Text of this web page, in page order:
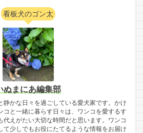
看板犬のゴン太
ぬまにあ編集部
静かな日々を過ごしている愛犬家です。かけ
コと一緒に暮らす日々は、ワンコを愛するす
代えがたい大切な時間だと思います。ワンコ
て少しでもお役にたてるような情報をお届け